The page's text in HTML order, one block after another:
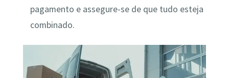
pagamento e assegure-se de que tudo esteja
combinado.